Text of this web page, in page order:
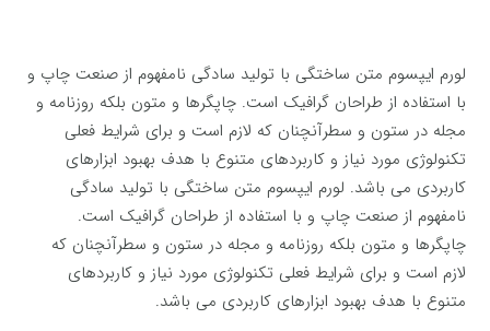
لورم ایپسوم متن ساختگی با تولید سادگی نامفهوم از صنعت چاپ و
با استفاده از طراحان گرافیک است. چاپگرها و متون بلکه روزنامه و
مجله در ستون و سطرآنچنان که لازم است و برای شرایط فعلی
تکنولوژی مورد نیاز و کاربردهای متنوع با هدف بهبود ابزارهای
کاربردی می باشد. لورم ایپسوم متن ساختگی با تولید سادگی
نامفهوم از صنعت چاپ و با استفاده از طراحان گرافیک است.
چاپگرها و متون بلکه روزنامه و مجله در ستون و سطرآنچنان که
لازم است و برای شرایط فعلی تکنولوژی مورد نیاز و کاربردهای
متنوع با هدف بهبود ابزارهای کاربردی می باشد.